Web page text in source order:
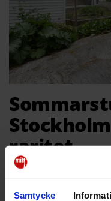
Samtycke
raritet
NYHETER
✔ Få hus till salu ✔